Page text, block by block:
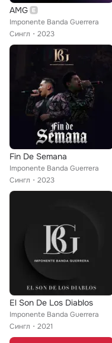
AMG
Imponente Banda Guerrera
Сингл
2023
Fin De Semana
Imponente Banda Guerrera
Сингл
2023
El Son De Los Diablos
Imponente Banda Guerrera
Сингл
2021